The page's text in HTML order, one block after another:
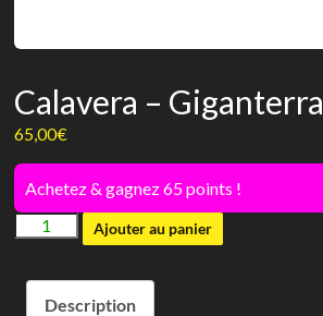
Calavera – Giganterra
65,00€
Achetez & gagnez 65 points !
quantité
Calavera
Ajouter au panier
Description